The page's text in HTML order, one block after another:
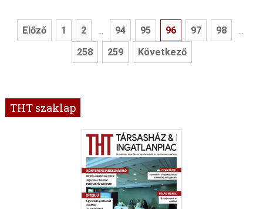
Előző 1 2 ... 94 95 96 97 98 ...
258 259 Következő
THT szaklap